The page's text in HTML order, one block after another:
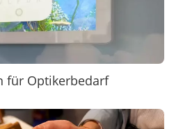
für Optikerbedarf